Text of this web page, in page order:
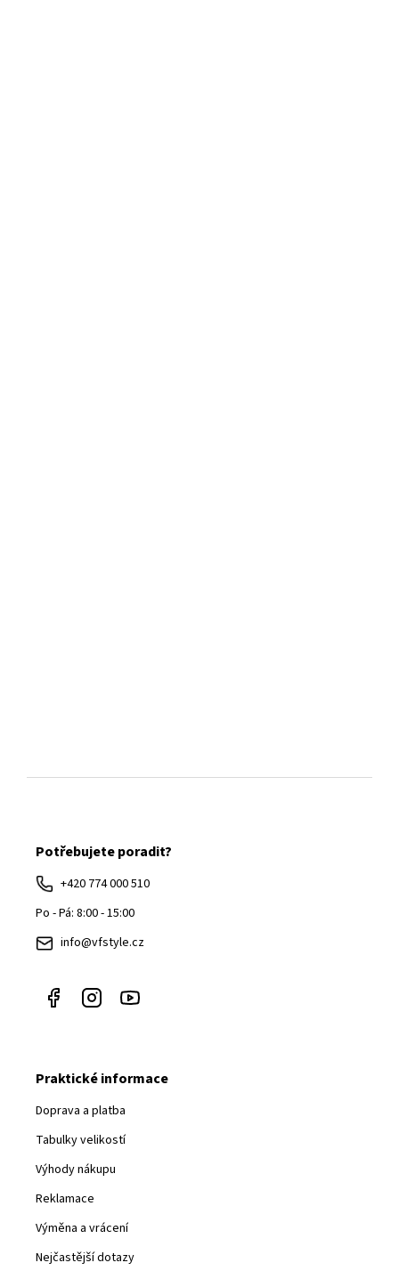
Potřebujete poradit?
+420 774 000 510
Po - Pá: 8:00 - 15:00
info@vfstyle.cz
Praktické informace
Doprava a platba
Tabulky velikostí
Výhody nákupu
Reklamace
Výměna a vrácení
Nejčastější dotazy